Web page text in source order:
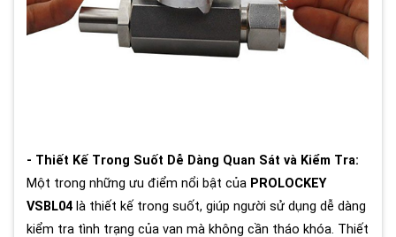
- Thiết Kế Trong Suốt Dễ Dàng Quan Sát và Kiểm Tra:
Một trong những ưu điểm nổi bật của PROLOCKEY
VSBL04 là thiết kế trong suốt, giúp người sử dụng dễ dàng
kiểm tra tình trạng của van mà không cần tháo khóa. Thiết